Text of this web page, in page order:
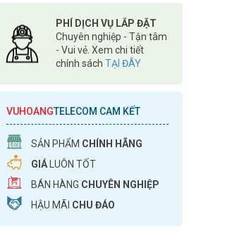
PHÍ DỊCH VỤ LẮP ĐẶT
Chuyên nghiệp - Tận tâm
- Vui vẻ. Xem chi tiết
chính sách TẠI ĐÂY
VUHOANGTELECOM CAM KẾT
SẢN PHẨM CHÍNH HÃNG
GIÁ LUÔN TỐT
BÁN HÀNG CHUYÊN NGHIỆP
HẬU MÃI CHU ĐÁO